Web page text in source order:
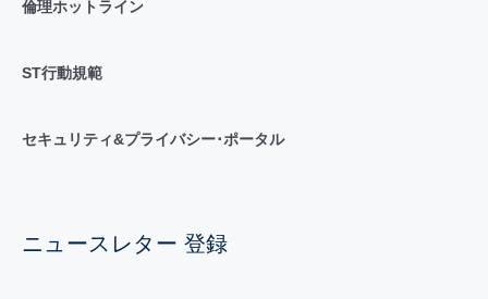
倫理ホットライン
ST行動規範
セキュリティ&プライバシー･ポータル
ニュースレター 登録